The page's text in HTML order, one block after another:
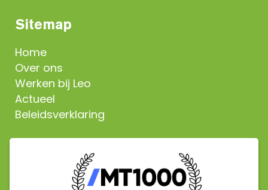
Sitemap
Home
Over ons
Werken bij Leo
Actueel
Beleidsverklaring